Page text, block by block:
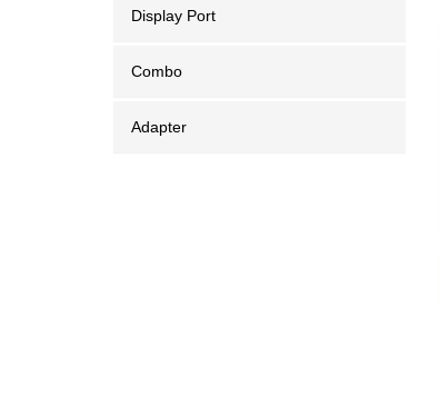
Display Port
Combo
Adapter